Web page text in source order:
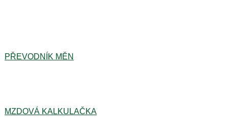
PŘEVODNÍK MĚN
MZDOVÁ KALKULAČKA